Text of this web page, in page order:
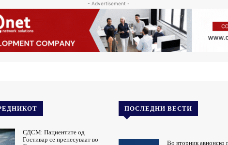
- Advertisement -
СДСМ: Пациентите од
Гостивар се пренесуваат во
ПОСЛЕДНИ ВЕСТИ
Во вторник авионско